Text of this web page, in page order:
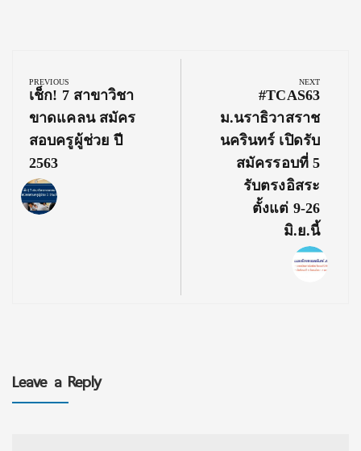
navigation
PREVIOUS
Previous
Post:
เช็ก! 7 สาขาวิชา
ขาดแคลน สมัคร
สอบครูผู้ช่วย ปี
2563
NEXT
Next
Post:
#TCAS63
ม.นราธิวาสราช
นครินทร์ เปิดรับ
สมัครรอบที่ 5
รับตรงอิสระ
ตั้งแต่ 9-26
มิ.ย.นี้
Leave a Reply